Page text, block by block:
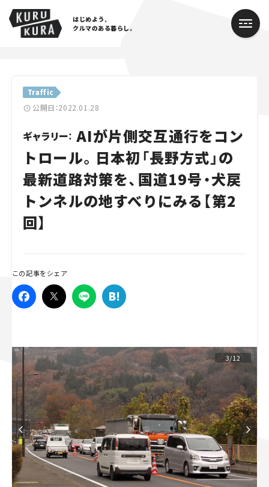
はじめよう、
クルマのある暮らし。
Traffic
公開日：2022.01.28
ギャラリー： AIが片側交互通行をコン
トロール。日本初「長野方式」の
最新道路対策を、国道19号・犬戻
トンネルの地すべりにみる【第2
回】
この記事をシェア
3/12
Cars
Lifestyle
Traffic
Special
Series
スズキ ジムニー｜Suzuki Jimny
マツダ｜Mazda
マツダ ロードスター｜Mazda Roadster